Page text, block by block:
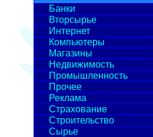
Банки
Вторсырье
Интернет
Компьютеры
Магазины
Недвижимость
Промышленность
Прочее
Реклама
Страхование
Строительство
Сырье